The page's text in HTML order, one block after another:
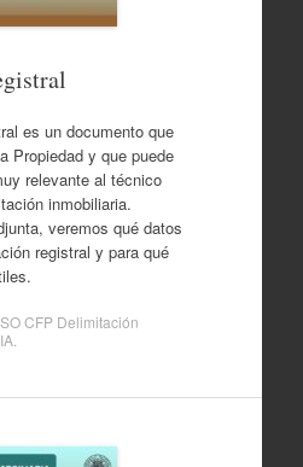
es un documento que
Propiedad y que puede
relevante al técnico
inmobiliaria.
veremos qué datos
registral y para qué
CFP Delimitación
.